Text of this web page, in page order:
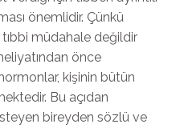
önemlidir. Çünkü
müdahale değildir
önce
kişinin bütün
Bu açıdan
bireyden sözlü ve